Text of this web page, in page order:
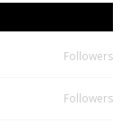
Followers
Followers